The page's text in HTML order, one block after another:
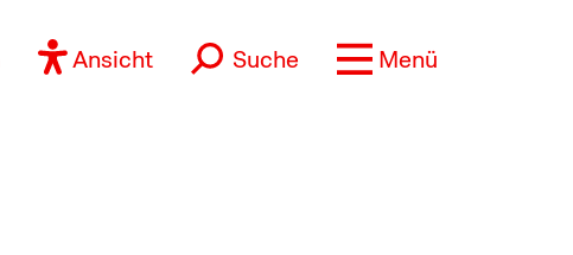
Ansicht Suche Menü